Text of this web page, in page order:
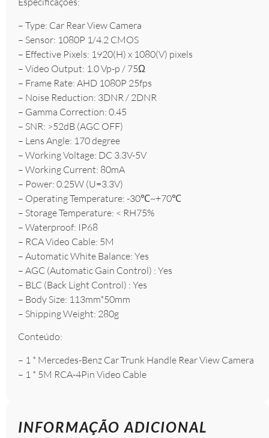
– Type: Car Rear View Camera
– Sensor: 1080P 1/4.2 CMOS
– Effective Pixels: 1920(H) x 1080(V) pixels
– Video Output: 1.0 Vp-p / 75Ω
– Frame Rate: AHD 1080P 25fps
– Noise Reduction: 3DNR / 2DNR
– Gamma Correction: 0.45
– SNR: >52dB (AGC OFF)
– Lens Angle: 170 degree
– Working Voltage: DC 3.3V-5V
– Working Current: 80mA
– Power: 0.25W (U=3.3V)
– Operating Temperature: -30℃~+70℃
– Storage Temperature: < RH75%
– Waterproof: IP68
– RCA Video Cable: 5M
– Automatic White Balance: Yes
– AGC (Automatic Gain Control) : Yes
– BLC (Back Light Control) : Yes
– Body Size: 113mm*50mm
– Shipping Weight: 280g
Conteúdo:
– 1 * Mercedes-Benz Car Trunk Handle Rear View Camera
– 1 * 5M RCA-4Pin Video Cable
INFORMAÇÃO ADICIONAL